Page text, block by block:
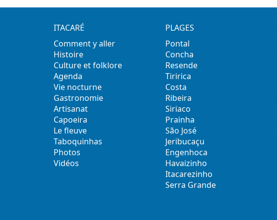
ITACARÉ
Comment y aller
Histoire
Culture et folklore
Agenda
Vie nocturne
Gastronomie
Artisanat
Capoeira
Le fleuve
Taboquinhas
Photos
Vidéos
PLAGES
Pontal
Concha
Resende
Tiririca
Costa
Ribeira
Siriaco
Prainha
São José
Jeribucaçu
Engenhoca
Havaizinho
Itacarezinho
Serra Grande